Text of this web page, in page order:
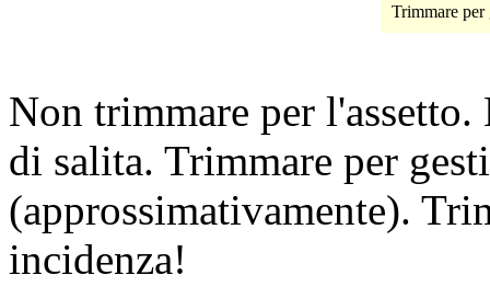
Trimmare
Non trimmare per
di salita. Trimmare per
(approssimativamente).
incidenza!